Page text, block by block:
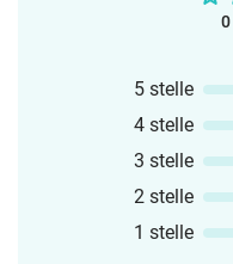
5 stelle
4 stelle
3 stelle
2 stelle
1 stelle